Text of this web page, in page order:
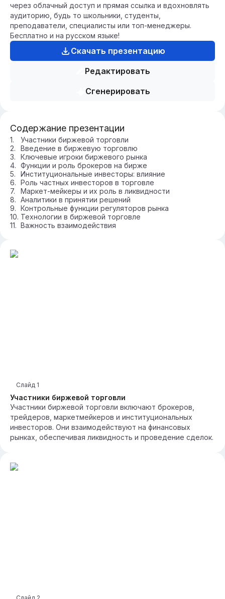
через облачный доступ и прямая ссылка и вдохновлять
аудиторию, будь то школьники, студенты,
преподаватели, специалисты или топ-менеджеры.
Бесплатно и на русском языке!
Скачать презентацию
Редактировать
Сгенерировать
Содержание презентации
Участники биржевой торговли
Введение в биржевую торговлю
Ключевые игроки биржевого рынка
Функции и роль брокеров на бирже
Институциональные инвесторы: влияние
Роль частных инвесторов в торговле
Маркет-мейкеры и их роль в ликвидности
Аналитики в принятии решений
Контрольные функции регуляторов рынка
Технологии в биржевой торговле
Важность взаимодействия
Участники биржевой торговли
Слайд 1
Участники биржевой торговли включают брокеров,
трейдеров, маркетмейкеров и институциональных
инвесторов. Они взаимодействуют на финансовых
рынках, обеспечивая ликвидность и проведение сделок.